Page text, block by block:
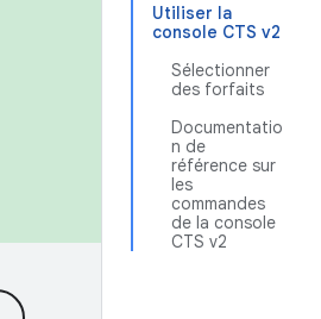
Utiliser la
console CTS v2
Sélectionner
des forfaits
Documentatio
n de
référence sur
les
commandes
de la console
CTS v2